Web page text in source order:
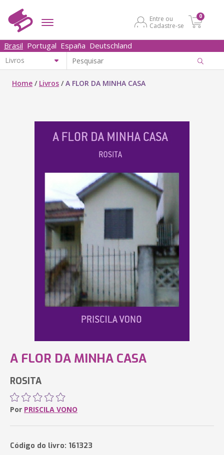
Entre ou
Cadastre-se
0
Brasil Portugal España Deutschland
Home / Livros /A FLOR DA MINHA CASA
A FLOR DA MINHA CASA
ROSITA
Por PRISCILA VONO
Código do livro: 161323